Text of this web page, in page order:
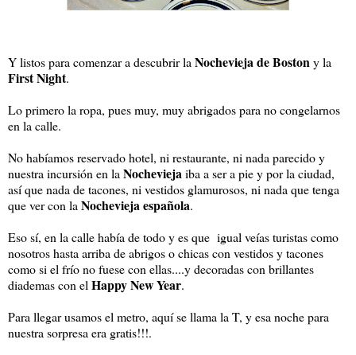
Y listos para comenzar a descubrir laNochevieja de Bostony la
First Night.
Lo primero la ropa, pues muy, muy abrigados para no congelarnos
en la calle.
No habíamos reservado hotel, ni restaurante, ni nada parecido y
nuestra incursión en laNocheviejaiba a ser a pie y por la ciudad,
así que nada de tacones, ni vestidos glamurosos, ni nada que tenga
que ver con laNochevieja española.
Eso sí, en la calle había de todo y es que igual veías turistas como
nosotros hasta arriba de abrigos o chicas con vestidos y tacones
como si el frío no fuese con ellas....y decoradas con brillantes
diademas con elHappy New Year.
Para llegar usamos el metro, aquí se llama la T, y esa noche para
nuestra sorpresa era gratis!!!.